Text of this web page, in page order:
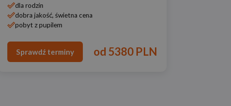
dla rodzin
dobra jakość, świetna cena
pobyt z pupilem
Sprawdź terminy od 5380 PLN